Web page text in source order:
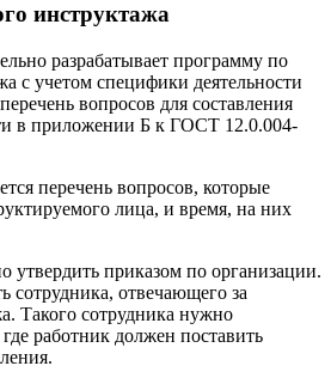
инструктажа
разрабатывает программу по
с учетом специфики деятельности
вопросов для составления
в приложении Б к ГОСТ 12.0.004-
перечень вопросов, которые
лица, и время, на них
приказом по организации.
сотрудника, отвечающего за
Такого сотрудника нужно
работник должен поставить